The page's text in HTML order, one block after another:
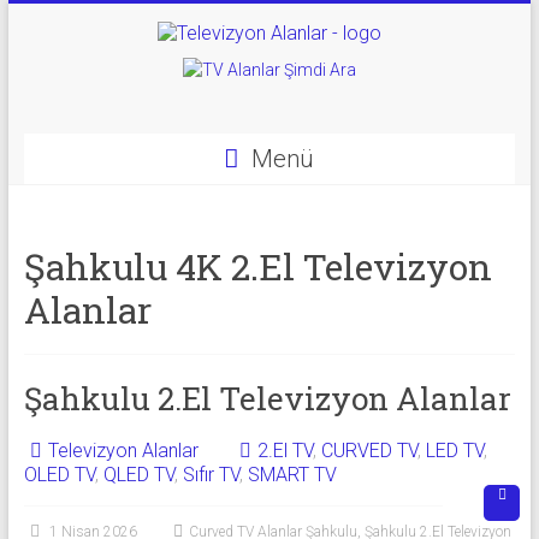
Televizyon
Televizyon
Alanlar
TV
Alanlar
El
Menü
Şahkulu 4K 2.El Televizyon
Alanlar
Şahkulu 2.El Televizyon Alanlar
Televizyon Alanlar 2.El TV, CURVED TV, LED TV,
OLED TV, QLED TV, Sıfır TV, SMART TV
1 Nisan 2026 Curved TV Alanlar Şahkulu, Şahkulu 2.El Televizyon